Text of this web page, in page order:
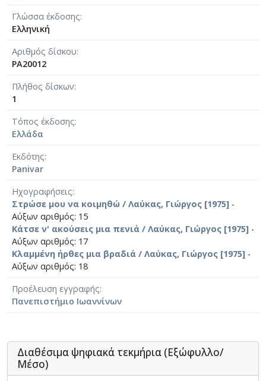
Γλώσσα έκδοσης
Ελληνική
Αριθμός δίσκου
PA20012
Πλήθος δίσκων
1
Τόπος έκδοσης
Ελλάδα
Εκδότης
Panivar
Ηχογραφήσεις
Στρώσε μου να κοιμηθώ / Λαύκας, Γιώργος [1975] -
Αύξων αριθμός: 15
Κάτσε ν' ακούσεις μια πενιά / Λαύκας, Γιώργος [1975] -
Αύξων αριθμός: 17
Κλαμμένη ήρθες μια βραδιά / Λαύκας, Γιώργος [1975] -
Αύξων αριθμός: 18
Προέλευση εγγραφής
Πανεπιστήμιο Ιωαννίνων
Διαθέσιμα ψηφιακά τεκμήρια (Εξώφυλλο/
Μέσο)